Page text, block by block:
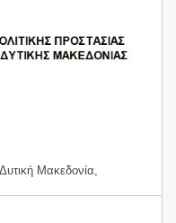
Δυτική Μακεδονία